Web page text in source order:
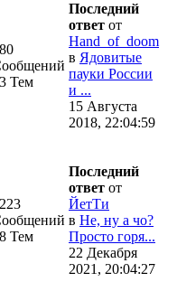
Тем
Последний
ответ от
Hand_of_doom
в Ядовитые
пауки России
и ...
15 Августа
2018, 22:04:59
Тем
Последний
ответ от
ЙетТи
в Не, ну а чо?
Просто горя...
22 Декабря
2021, 20:04:27